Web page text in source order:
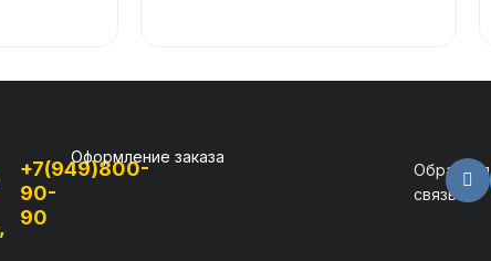
+7(949)800-
90-
90
Оформление заказа
Обратная
связь